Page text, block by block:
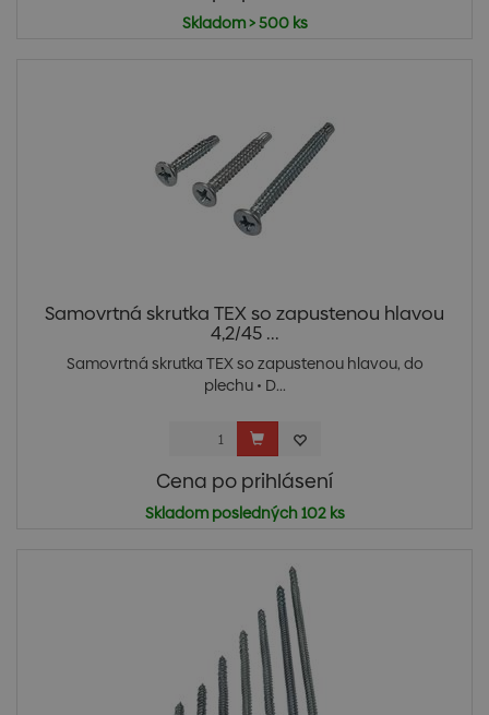
Skladom > 500 ks
Samovrtná skrutka TEX so zapustenou hlavou
4,2/45 ...
Samovrtná skrutka TEX so zapustenou hlavou, do
plechu • D...
Cena po prihlásení
Skladom posledných 102 ks